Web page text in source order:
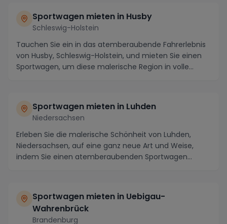
Sportwagen mieten in Husby
Schleswig-Holstein
Tauchen Sie ein in das atemberaubende Fahrerlebnis
von Husby, Schleswig-Holstein, und mieten Sie einen
Sportwagen, um diese malerische Region in volle...
Sportwagen mieten in Luhden
Niedersachsen
Erleben Sie die malerische Schönheit von Luhden,
Niedersachsen, auf eine ganz neue Art und Weise,
indem Sie einen atemberaubenden Sportwagen
Sportwagen mieten in Uebigau-
Wahrenbrück
Brandenburg